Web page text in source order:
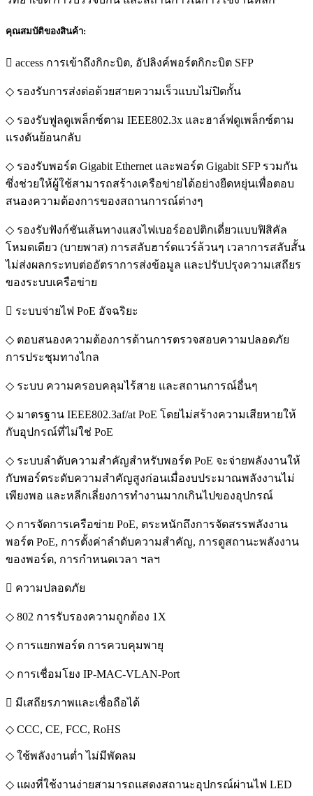
คุณสมบัติของสินค้า:
 access การเข้าถึงกิกะบิต, อัปลิงค์พอร์ตกิกะบิต SFP
◇ รองรับการส่งต่อด้วยสายความเร็วแบบไม่ปิดกั้น
◇ รองรับฟูลดูเพล็กซ์ตาม IEEE802.3x และฮาล์ฟดูเพล็กซ์ตาม
แรงดันย้อนกลับ
◇ รองรับพอร์ต Gigabit Ethernet และพอร์ต Gigabit SFP รวมกัน
ซึ่งช่วยให้ผู้ใช้สามารถสร้างเครือข่ายได้อย่างยืดหยุ่นเพื่อตอบ
สนองความต้องการของสถานการณ์ต่างๆ
◇ รองรับฟังก์ชันเส้นทางแสงไฟเบอร์ออปติกเดี่ยวแบบฟิสิคัล
โหมดเดียว (บายพาส) การสลับฮาร์ดแวร์ล้วนๆ เวลาการสลับสั้น
ไม่ส่งผลกระทบต่ออัตราการส่งข้อมูล และปรับปรุงความเสถียร
ของระบบเครือข่าย
 ระบบจ่ายไฟ PoE อัจฉริยะ
◇ ตอบสนองความต้องการด้านการตรวจสอบความปลอดภัย
การประชุมทางไกล
◇ ระบบ ความครอบคลุมไร้สาย และสถานการณ์อื่นๆ
◇ มาตรฐาน IEEE802.3af/at PoE โดยไม่สร้างความเสียหายให้
กับอุปกรณ์ที่ไม่ใช่ PoE
◇ ระบบลำดับความสำคัญสำหรับพอร์ต PoE จะจ่ายพลังงานให้
กับพอร์ตระดับความสำคัญสูงก่อนเมื่องบประมาณพลังงานไม่
เพียงพอ และหลีกเลี่ยงการทำงานมากเกินไปของอุปกรณ์
◇ การจัดการเครือข่าย PoE, ตระหนักถึงการจัดสรรพลังงาน
พอร์ต PoE, การตั้งค่าลำดับความสำคัญ, การดูสถานะพลังงาน
ของพอร์ต, การกำหนดเวลา ฯลฯ
 ความปลอดภัย
◇ 802 การรับรองความถูกต้อง 1X
◇ การแยกพอร์ต การควบคุมพายุ
◇ การเชื่อมโยง IP-MAC-VLAN-Port
 มีเสถียรภาพและเชื่อถือได้
◇ CCC, CE, FCC, RoHS
◇ ใช้พลังงานต่ำ ไม่มีพัดลม
◇ แผงที่ใช้งานง่ายสามารถแสดงสถานะอุปกรณ์ผ่านไฟ LED